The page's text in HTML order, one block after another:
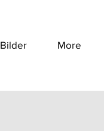
Bilder More